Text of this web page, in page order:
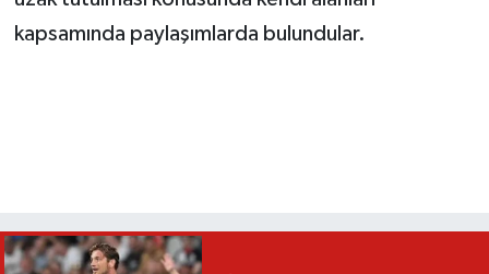
kapsamında paylaşımlarda bulundular.